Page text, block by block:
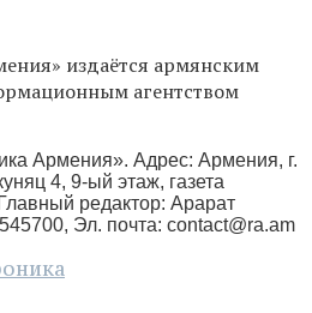
издаётся армянским
агентством
Армения». Адрес: Армения, г.
4, 9-ый этаж, газета
редактор: Арарат
Эл. почта: contact@ra.am